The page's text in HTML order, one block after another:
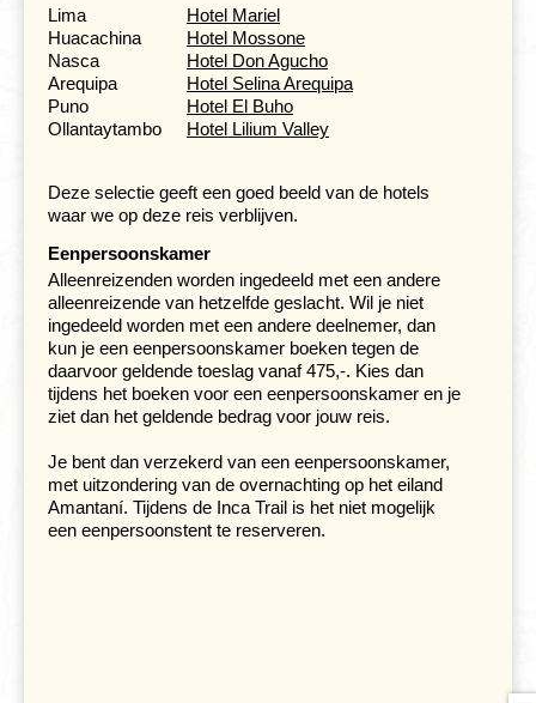
Slaap op een eiland in het uitgestrekte
Titicacameer
Dag 11 Colca Canyon - Puno
Dag 12 Puno - Uros-eilanden - Amantaní
Vanuit Chivay reizen we naar Puno, gelegen aan de
oever van het beroemde
Titicacameer
weer genieten van prachtige vergezichten, besneeuwde
bergtoppen en grazende alpaca's en lama's. Vlakbij
Puno liggen de drijvende rieteilanden, die bewoond
worden door nog ongeveer 300 Uros. Ze bieden allerlei
leuke souvenirs aan en je kunt er een tochtje maken op
de zelfgemaakte rietbootjes. De eilandjes zelf bewegen
een klein beetje als je erover loopt en als je te lang op
een plek blijft staan stroomt het water heel langzaam
weg naar Amantaní, een van de 'vaste' eilanden op het
meer. Hier logeren we bij een Aymara familie thuis. We
laten de grote bagage achter in Puno.
Lima
Hotel Mariel
Huacachina
Hotel Mossone
Nasca
Hotel Don Agucho
Arequipa
Hotel Selina Arequipa
Puno
Hotel El Buho
Ollantaytambo
Hotel Lilium Valley
Deze selectie geeft een goed beeld van de hotels
waar we op deze reis verblijven.
Eenpersoonskamer
Alleenreizenden worden ingedeeld met een andere
alleenreizende van hetzelfde geslacht. Wil je niet
ingedeeld worden met een andere deelnemer, dan
kun je een eenpersoonskamer boeken tegen de
daarvoor geldende toeslag vanaf 475,-. Kies dan
tijdens het boeken voor een eenpersoonskamer en je
ziet dan het geldende bedrag voor jouw reis.
Je bent dan verzekerd van een eenpersoonskamer,
met uitzondering van de overnachting op het eiland
Amantaní. Tijdens de Inca Trail is het niet mogelijk
een eenpersoonstent te reserveren.